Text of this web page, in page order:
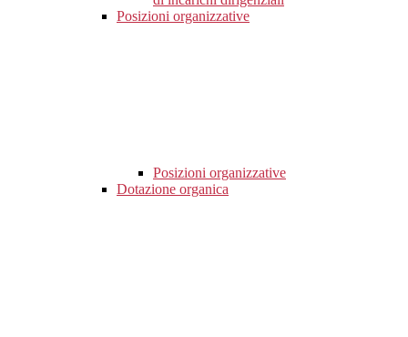
Posizioni organizzative
Posizioni organizzative
Dotazione organica